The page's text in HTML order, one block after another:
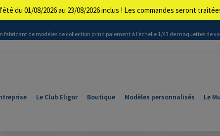
fabricant de modèles de collection principalement à l’échelle 1/43 de maquettes de
Le Club Eligor Boutique Modèles personnalisés Le
du 01/08/2026 au 23/08/2026 inclus ! Les commandes seront